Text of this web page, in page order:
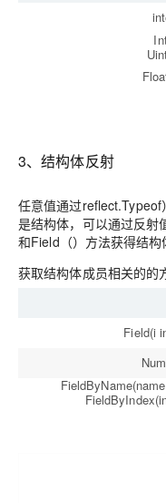
3、结构体反射
任意值通过
是结构体，可以通过反射
和Field（）方法获得结构
获取结构体成员相关的的
Field(i